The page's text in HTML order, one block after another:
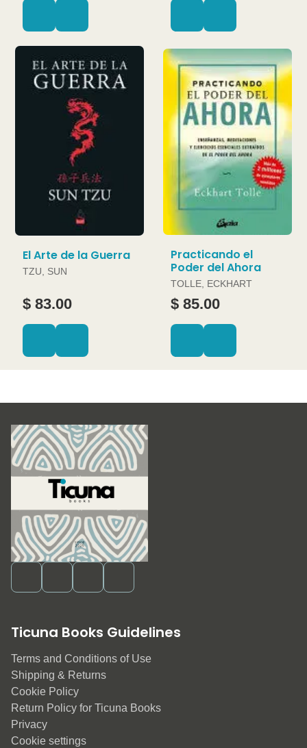
El Arte de la Guerra
TZU, SUN
$ 83.00
Practicando el
Poder del Ahora
TOLLE, ECKHART
$ 85.00
Ticuna Books Guidelines
Terms and Conditions of Use
Shipping & Returns
Cookie Policy
Return Policy for Ticuna Books
Privacy
Cookie settings